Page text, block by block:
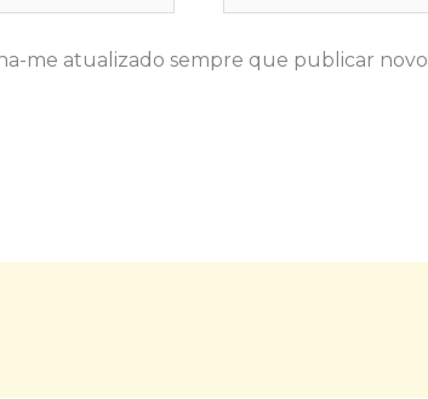
me atualizado sempre que publicar novo